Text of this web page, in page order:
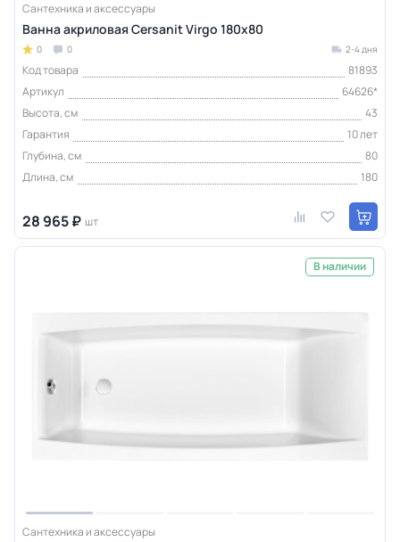
Сантехника и аксессуары
Ванна акриловая Cersanit Virgo 180x80
0 0 2-4 дня
Код товара
81893
Артикул
64626*
Высота, см
43
Гарантия
10 лет
Глубина, см
80
Длина, см
180
28 965 ₽ шт
В наличии
Сантехника и аксессуары